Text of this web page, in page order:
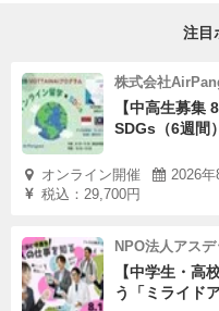
1990年4月生まれ。兵庫
大学卒業後に入ったまち
で退職、25歳で尼崎
は尼崎を中心に、さまざ
げ・伴走支援を行う。暮
真面目に向き合いつつ、
ための動線づくりや場づ
る。別の人生があるとし
注目
株式会社
【中高生募集
SDGs（6週間）
オンライン開催
2026
税込：29,700円
NPO法人アス
【中学生・高
う「ミライド